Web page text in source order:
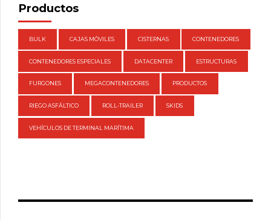
Productos
BULK CAJAS MÓVILES CISTERNAS CONTENEDORES
CONTENEDORES ESPECIALES DATACENTER ESTRUCTURAS
FURGONES MEGACONTENEDORES PRODUCTOS
RIEGO ASFÁLTICO ROLL-TRAILER SKIDS
VEHÍCULOS DE TERMINAL MARÍTIMA